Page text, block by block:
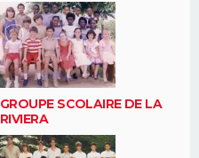
GROUPE SCOLAIRE DE LA
RIVIERA